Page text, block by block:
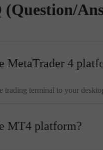
(Question/
MetaTrader 4
trading terminal to your
MT4 platform?